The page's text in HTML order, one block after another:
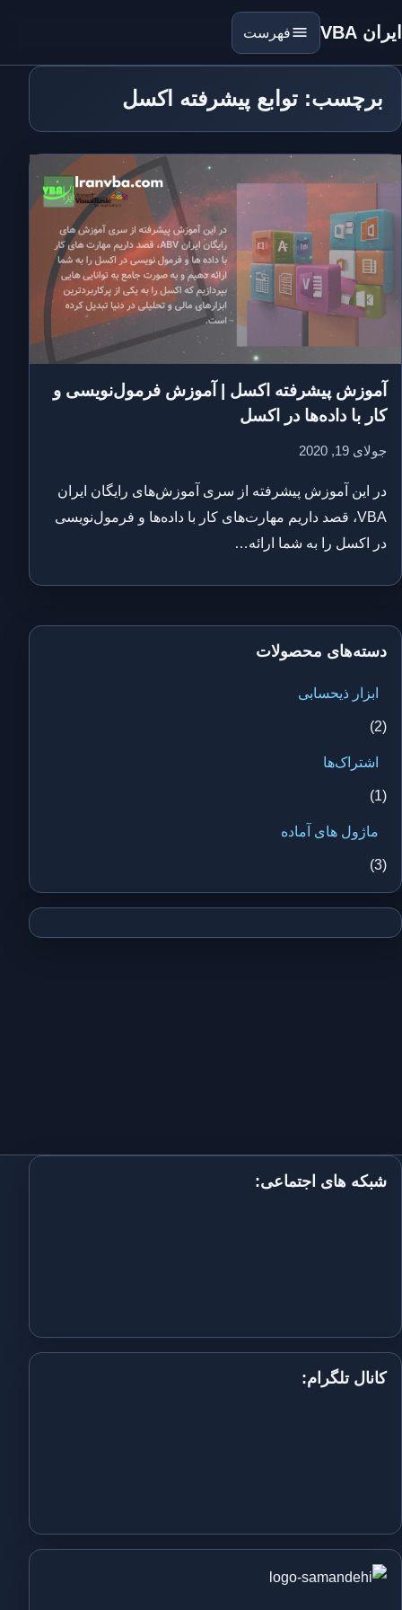
ایران VBA فهرست
برچسب: توابع پیشرفته اکسل
آموزش پیشرفته اکسل | آموزش فرمول‌نویسی و
کار با داده‌ها در اکسل
جولای 19, 2020
در این آموزش پیشرفته از سری آموزش‌های رایگان ایران
VBA، قصد داریم مهارت‌های کار با داده‌ها و فرمول‌نویسی
در اکسل را به شما ارائه…
دسته‌های محصولات
ابزار ذیحسابی
(2)
اشتراک‌ها
(1)
ماژول های آماده
(3)
شبکه های اجتماعی:
کانال تلگرام: